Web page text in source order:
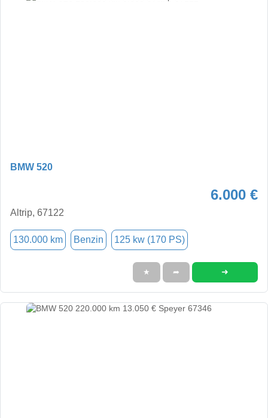
BMW 520
6.000 €
Altrip, 67122
130.000 km Benzin 125 kw (170 PS)
★ ➦ ➜